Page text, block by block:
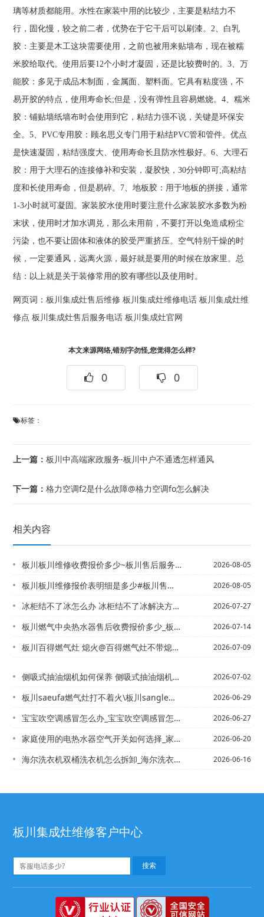
璃等材质都能用。水性在家装中用的比较少，主要是粘结力不
行，固化慢，较之前二者，优势在于它干后可以刷漆。2、白乳
胶：主要是木工这块需要使用，之前也被用来贴墙布，现在被糯
米胶给取代。使用后要12个小时才凝固，还是比较费时的。3、万
能胶：多见于成品木制面，金属面、塑料面。它具有粘度强，不
易开胶的特点，使用寿命长;但是，没有弹性且容易燃烧。4、糯米
胶：铺贴墙纸墙布时会使用到它，粘结力强不说，关键是环保安
全。5、PVC专用胶：顾名思义专门用于粘结PVC管和管件。优点
是快速凝固，粘结强度大、使用寿命长且防水性极好。6、大理石
胶：用于大理石的连接修补和安装，凝胶快，30分钟即可;高粘结
度和长使用寿命，但是易碎。7、地板胶：用于地板的拼接，通常
1-3小时就可凝固。家装胶水使用时要注意什么家装胶水多数为粉
末状，使用时才加水调兑，那么未用前，不要打开以免造成粉尘
污染，也不要让固体和液体的胶受严重挤压。空气特别干燥的时
候，一定要通风，远离火源，最好就是要用的时候在放家里。总
结：以上就是关于装修常用的胶有哪些以及使用时。
网页词：板川集成灶售后维修 板川集成灶维修电话 板川集成灶维
修点 板川集成灶售后服务电话 板川集成灶官网
本文来源网络,错别字勿怪,您觉得怎么样?
0 0
标签：
上一篇：板川中高端家政服务-板川中户不通透怎样通风
下一篇：格力空调f2是什么故障@格力空调fo怎么解决
相关内容
板川板川维修收费报价多少~板川售后服务总部电话2027最新标准 2026-08-05
板川板川维修报价表明细是多少#板川售后电话怎么联系官方发布 2026-08-05
冰柜结不了冰怎么办 冰柜结不了冰解决方法~冰柜结满冰怎么处理 2026-07-27
板川燃气中央热水器售后收费报价多少_板川燃气中央热水器售后收费报价多少钱2027... 2026-07-14
板川百得燃气灶 熄火@百得燃气灶不带熄火保护 2026-07-09
侧吸式抽油烟机如何保养 侧吸式抽油烟机保养方法-侧吸式油烟机的安装高度 如何清洗... 2026-07-02
板川saeufa燃气灶打不着火\板川sangle热水器售后电话,桑乐热水器 2026-06-29
宝宝吹空调感冒怎么办_宝宝吹空调感冒怎么办_1 2026-06-27
家庭使用的电热水器空气开关如何选择_家庭使用的电热水器空气开关的选择方法_家庭洗... 2026-06-20
海尔洗衣机双桶洗衣机怎么拆卸_海尔洗衣机双桶洗衣机拆卸方法*海尔洗衣机水管接头怎... 2026-06-16
板川集成灶维修客户中心